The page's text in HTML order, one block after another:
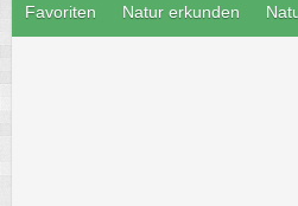
Favoriten Natur erkunden